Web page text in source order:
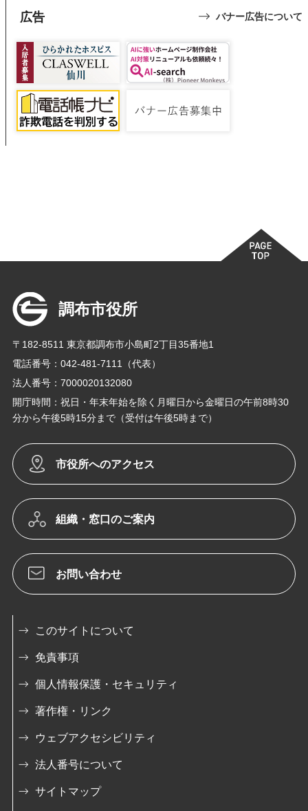
広告 バナー広告について
調布市役所
〒182-8511 東京都調布市小島町2丁目35番地1
電話番号：042-481-7111（代表）
法人番号：7000020132080
開庁時間：祝日・年末年始を除く月曜日から金曜日の午前8時30
分から午後5時15分まで（受付は午後5時まで）
市役所へのアクセス
組織・窓口のご案内
お問い合わせ
このサイトについて
免責事項
個人情報保護・セキュリティ
著作権・リンク
ウェブアクセシビリティ
法人番号について
サイトマップ